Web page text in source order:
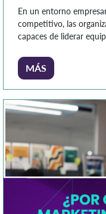
En un entorno
competitivo, las
capaces de liderar
y analítica. Por esta
continúa siendo una de
MÁS